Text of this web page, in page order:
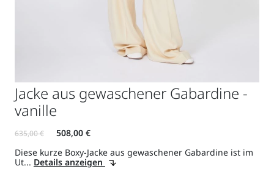
Jacke aus gewaschener Gabardine -
vanille
Diese kurze Boxy-Jacke aus gewaschener Gabardine ist im
Ut... Details anzeigen